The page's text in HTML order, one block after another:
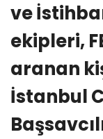
ve
ekipleri,
aranan
İstanbul